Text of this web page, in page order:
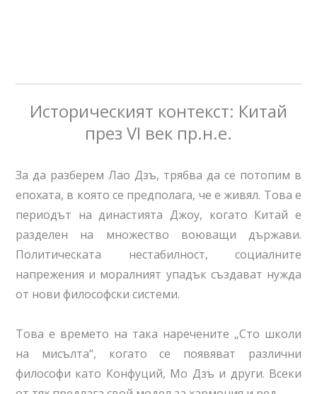
Историческият контекст: Китай
през VI век пр.н.е.
За да разберем Лао Дзъ, трябва да се потопим в
епохата, в която се предполага, че е живял. Това е
периодът на династията Джоу, когато Китай е
разделен на множество воюващи държави.
Политическата нестабилност, социалните
напрежения и моралният упадък създават нужда
от нови философски системи.
Това е времето на така наречените „Сто школи
на мисълта“, когато се появяват различни
философи като Конфуций, Мо Дзъ и други. Всеки